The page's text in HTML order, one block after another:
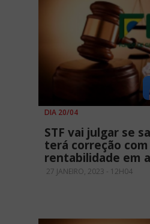
DIA 20/04
STF vai julgar se
terá correção
rentabilidade em
27 JANEIRO, 2023 - 12H04